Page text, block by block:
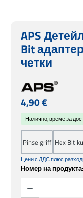
APS
Bit
четки
Редовна цена:
4,90 €
Цени с ДДС плюс
Номер на продукта:
Налично, време за
Pinselgriff Hex Bit